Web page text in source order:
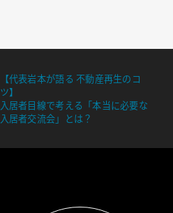
【代表岩本が語る 不動産再生のコ
ツ】
入居者目線で考える「本当に必要な
入居者交流会」とは？